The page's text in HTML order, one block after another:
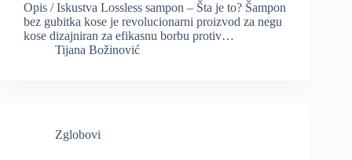
Opis / Iskustva Lossless sampon – Šta je to? Šampon
bez gubitka kose je revolucionarni proizvod za negu
kose dizajniran za efikasnu borbu protiv…
Tijana Božinović
Zglobovi